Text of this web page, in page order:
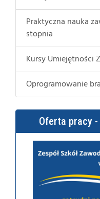
Praktyczna nauka
stopnia
Kursy Umiejętności
Oprogramowanie
Oferta pracy -